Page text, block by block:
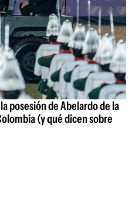
posesión de Abelardo de la
(y qué dicen sobre